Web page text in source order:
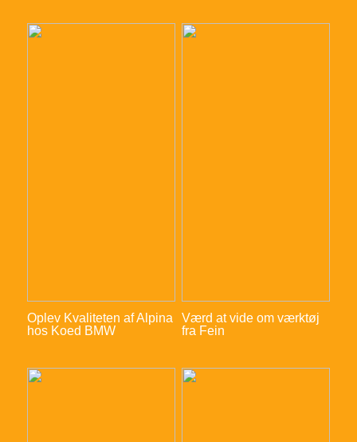
Oplev Kvaliteten af Alpina
hos Koed BMW
Værd at vide om værktøj
fra Fein